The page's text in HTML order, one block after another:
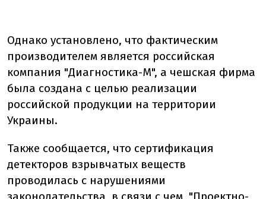
Однако установлено, что фактическим
производителем является российская
компания "Диагностика-М", а чешская фирма
была создана с целью реализации
российской продукции на территории
Украины.
Также сообщается, что сертификация
детекторов взрывчатых веществ
проводилась с нарушениями